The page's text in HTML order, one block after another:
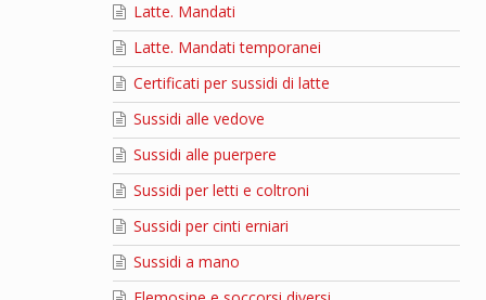
Latte. Mandati
Latte. Mandati temporanei
Certificati per sussidi di latte
Sussidi alle vedove
Sussidi alle puerpere
Sussidi per letti e coltroni
Sussidi per cinti erniari
Sussidi a mano